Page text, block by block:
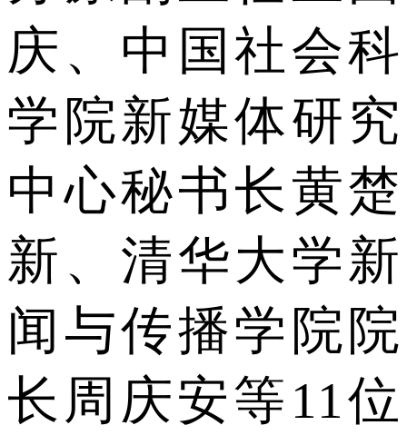
庆、中国社会科
学院新媒体研究
中心秘书长黄楚
新、清华大学新
闻与传播学院院
长周庆安等11位